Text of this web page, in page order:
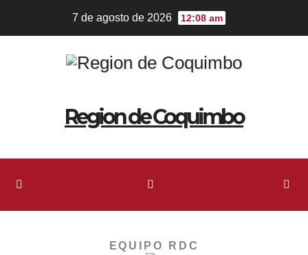
7 de agosto de 2026 12:08 am
Region de Coquimbo
EQUIPO RDC